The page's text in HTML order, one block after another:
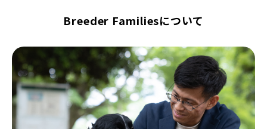
Breeder Familiesについて